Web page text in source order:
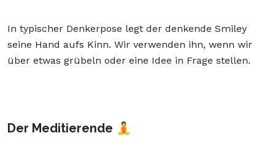
In typischer Denkerpose legt der denkende Smiley
seine Hand aufs Kinn. Wir verwenden ihn, wenn wir
über etwas grübeln oder eine Idee in Frage stellen.
Der Meditierende 🧘